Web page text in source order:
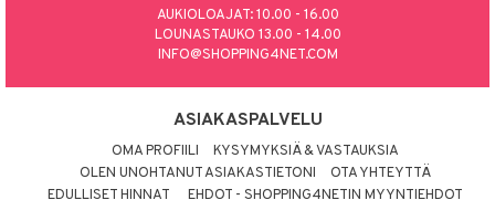
AUKIOLOAJAT: 10.00 - 16.00
LOUNASTAUKO 13.00 - 14.00
INFO@SHOPPING4NET.COM
ASIAKASPALVELU
OMA PROFIILI
KYSYMYKSIÄ & VASTAUKSIA
OLEN UNOHTANUT ASIAKASTIETONI
OTA YHTEYTTÄ
EDULLISET HINNAT
EHDOT - SHOPPING4NETIN MYYNTIEHDOT